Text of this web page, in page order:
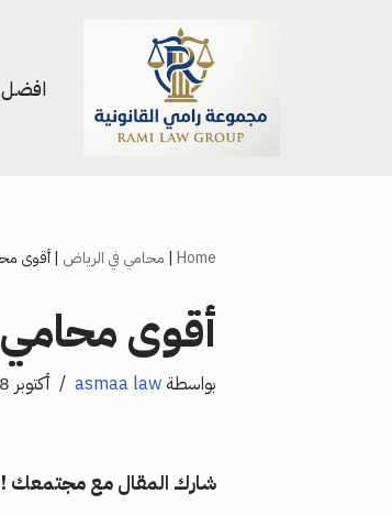
افضل
Home
| محامي في الرياض |أقوى
أقوى
بواسطةasmaa law أكتوبر 28, 2025
شارك المقال مع مجتمعك !